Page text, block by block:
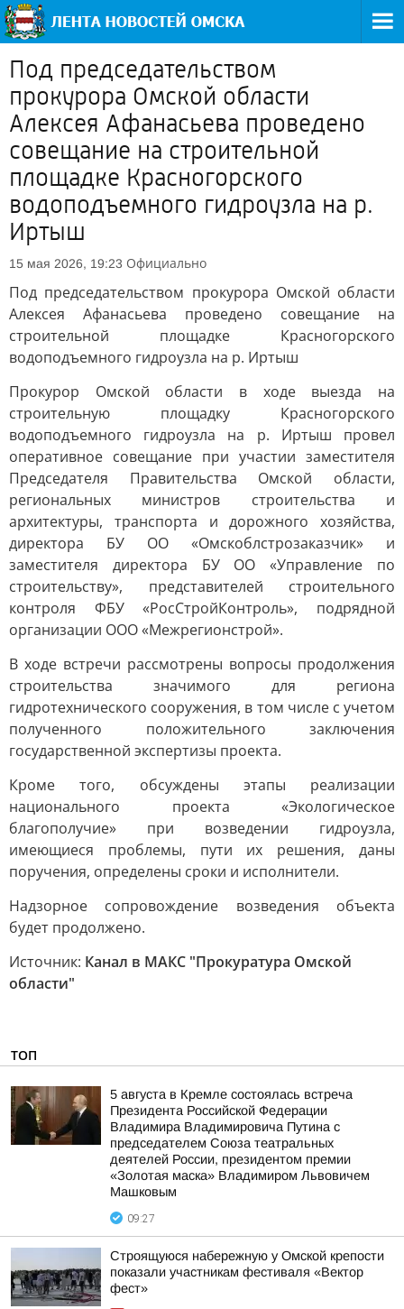
Под председательством
прокурора Омской области
Алексея Афанасьева проведено
совещание на строительной
площадке Красногорского
водоподъемного гидроузла на р.
Иртыш
15 мая 2026, 19:23 Официально
Под председательством прокурора Омской области
Алексея Афанасьева проведено совещание на
строительной площадке Красногорского
водоподъемного гидроузла на р. Иртыш
Прокурор Омской области в ходе выезда на
строительную площадку Красногорского
водоподъемного гидроузла на р. Иртыш провел
оперативное совещание при участии заместителя
Председателя Правительства Омской области,
региональных министров строительства и
архитектуры, транспорта и дорожного хозяйства,
директора БУ ОО «Омскоблстрозаказчик» и
заместителя директора БУ ОО «Управление по
строительству», представителей строительного
контроля ФБУ «РосСтройКонтроль», подрядной
организации ООО «Межрегионстрой».
В ходе встречи рассмотрены вопросы продолжения
строительства значимого для региона
гидротехнического сооружения, в том числе с учетом
полученного положительного заключения
государственной экспертизы проекта.
Кроме того, обсуждены этапы реализации
национального проекта «Экологическое
благополучие» при возведении гидроузла,
имеющиеся проблемы, пути их решения, даны
поручения, определены сроки и исполнители.
Надзорное сопровождение возведения объекта
будет продолжено.
Источник: Канал в МАКС "Прокуратура Омской
области"
ТОП
5 августа в Кремле состоялась встреча
Президента Российской Федерации
Владимира Владимировича Путина с
председателем Союза театральных
деятелей России, президентом премии
«Золотая маска» Владимиром Львовичем
Машковым
09:27
Строящуюся набережную у Омской крепости
показали участникам фестиваля «Вектор
фест»